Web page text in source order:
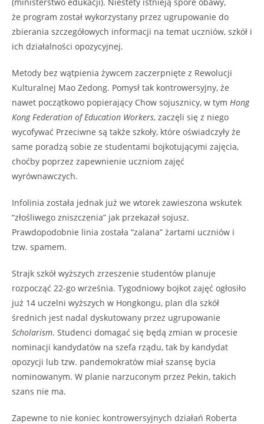
że program został wykorzystany przez ugrupowanie do
zbierania szczegółowych informacji na temat uczniów, szkół i
ich działalności opozycyjnej.
Metody bez wątpienia żywcem zaczerpnięte z Rewolucji
Kulturalnej Mao Zedong. Pomysł tak kontrowersyjny, że
nawet początkowo popierający Chow sojusznicy, w tym Hong
Kong Federation of Education Workers, zaczęli się z niego
wycofywać Przeciwne są także szkoły, które oświadczyły że
same poradzą sobie ze studentami bojkotującymi zajęcia,
choćby poprzez zapewnienie uczniom zajęć
wyrównawczych.
Infolinia została jednak już we wtorek zawieszona wskutek
“złośliwego zniszczenia” jak przekazał sojusz.
Prawdopodobnie linia została “zalana” żartami uczniów i
tzw. spamem.
Strajk szkół wyższych zrzeszenie studentów planuje
rozpocząć 22-go września. Tygodniowy bojkot zajęć ogłosiło
już 14 uczelni wyższych w Hongkongu, plan dla szkół
średnich jest nadal dyskutowany przez ugrupowanie
Scholarism. Studenci domagać się będą zmian w procesie
nominacji kandydatów na szefa rządu, tak by kandydat
opozycji lub tzw. pandemokratów miał szansę bycia
nominowanym. W planie narzuconym przez Pekin, takich
szans nie ma.
Zapewne to nie koniec kontrowersyjnych działań Roberta